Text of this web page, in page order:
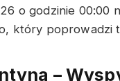
o godzinie 00:00
który poprowadzi
–